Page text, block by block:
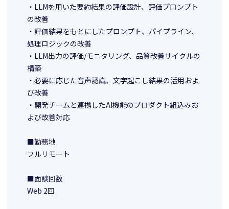
・LLMを用いた要約結果の評価設計、評価プロンプト
の改善
・評価結果をもとにしたプロンプト、パイプライン、
処理ロジックの改善
・LLM出力の評価/モニタリング、品質改善サイクルの
構築
・必要に応じた音声認識、文字起こし結果の活用およ
び改善
・開発チームと連携したAI機能のプロダクト組込みお
よび改善対応
■勤務地
フルリモート
■面談回数
Web 2回